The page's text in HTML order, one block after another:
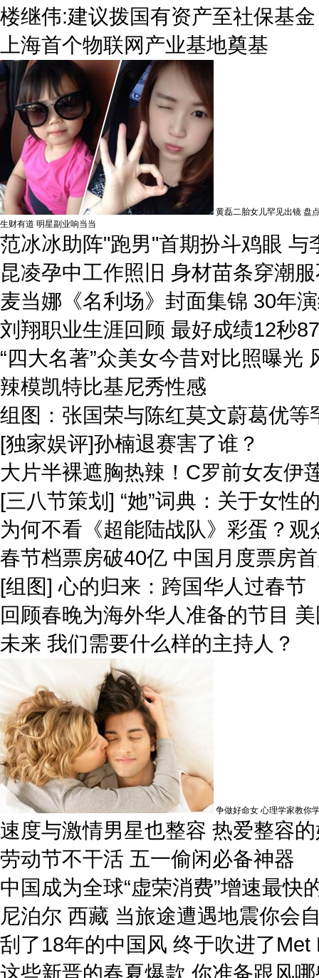
楼继伟:建议拨国有资产至社保基金
上海首个物联网产业基地奠基
黄磊二胎女儿罕见出镜 盘
生财有道 明星副业响当当
范冰冰助阵"跑男"首期扮斗鸡眼 与
昆凌孕中工作照旧 身材苗条穿潮
麦当娜《名利场》封面集锦 30年
刘翔职业生涯回顾 最好成绩12秒87
“四大名著”众美女今昔对比照曝光
辣模凯特比基尼秀性感
组图：张国荣与陈红莫文蔚葛优等
[独家娱评]孙楠退赛害了谁？
大片半裸遮胸热辣！C罗前女友伊
[三八节策划] “她”词典：关于女性
为何不看《超能陆战队》彩蛋？观
春节档票房破40亿 中国月度票房
[组图] 心的归来：跨国华人过春节
回顾春晚为海外华人准备的节目
未来 我们需要什么样的主持人？
争做好命女 心理学家教你
速度与激情男星也整容 热爱整容
劳动节不干活 五一偷闲必备神器
中国成为全球“虚荣消费”增速最快
尼泊尔 西藏 当旅途遭遇地震你会
刮了18年的中国风 终于吹进了Met
这些新晋的春夏爆款 你准备跟风